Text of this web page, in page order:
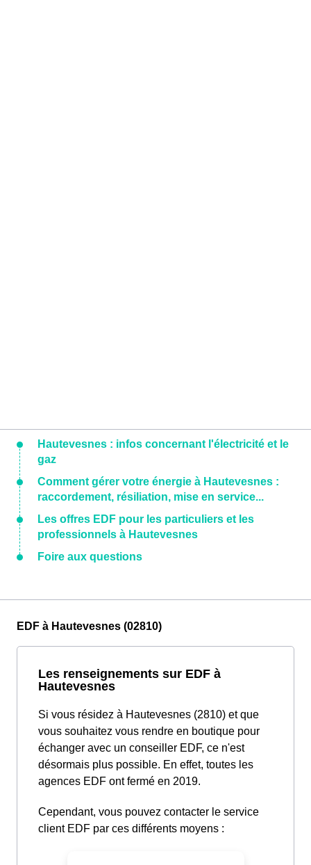
Hautevesnes : infos concernant l'électricité et le
gaz
Comment gérer votre énergie à Hautevesnes :
raccordement, résiliation, mise en service...
Les offres EDF pour les particuliers et les
professionnels à Hautevesnes
Foire aux questions
EDF à Hautevesnes (02810)
Les renseignements sur EDF à
Hautevesnes
Si vous résidez à Hautevesnes (2810) et que
vous souhaitez vous rendre en boutique pour
échanger avec un conseiller EDF, ce n'est
désormais plus possible. En effet, toutes les
agences EDF ont fermé en 2019.
Cependant, vous pouvez contacter le service
client EDF par ces différents moyens :